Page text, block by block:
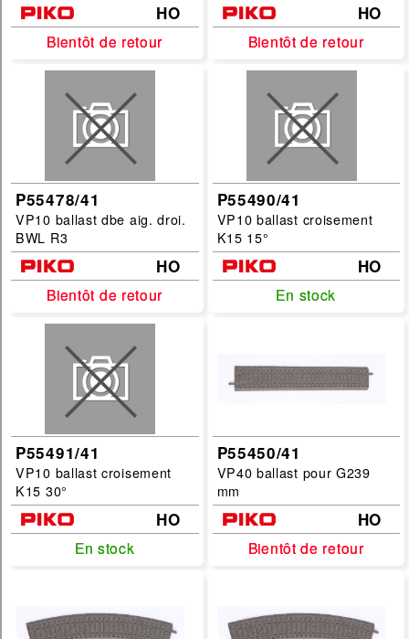
HO
Bientôt de retour
Bientôt de retour
HO
Bientôt de retour
Bientôt de retour
P55478/41
VP10 ballast dbe aig. droi.
BWL R3
HO
Bientôt de retour
Bientôt de retour
P55490/41
VP10 ballast croisement
K15 15°
HO
En stock
En stock
P55491/41
VP10 ballast croisement
K15 30°
HO
En stock
En stock
P55450/41
VP40 ballast pour G239
mm
HO
Bientôt de retour
Bientôt de retour